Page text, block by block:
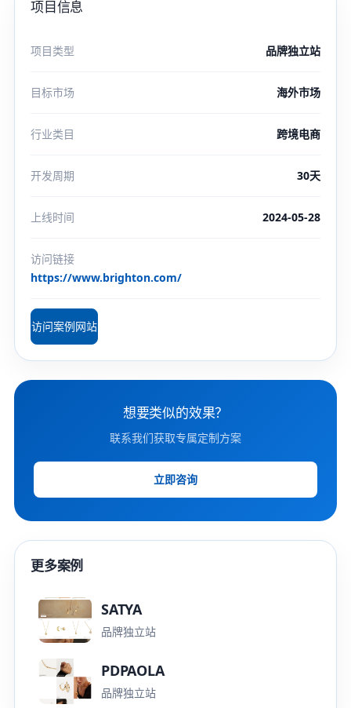
项目信息
项目类型 品牌独立站
目标市场 海外市场
行业类目 跨境电商
开发周期 30天
上线时间 2024-05-28
访问链接
https://www.brighton.com/
访问案例网站
想要类似的效果？
联系我们获取专属定制方案
立即咨询
更多案例
SATYA
品牌独立站
PDPAOLA
品牌独立站